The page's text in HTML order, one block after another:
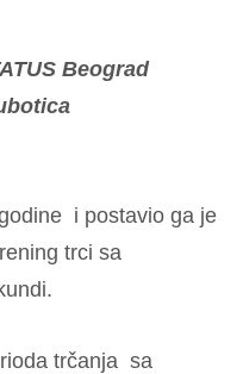
Beograd
i postavio ga je
trci sa
trčanja sa